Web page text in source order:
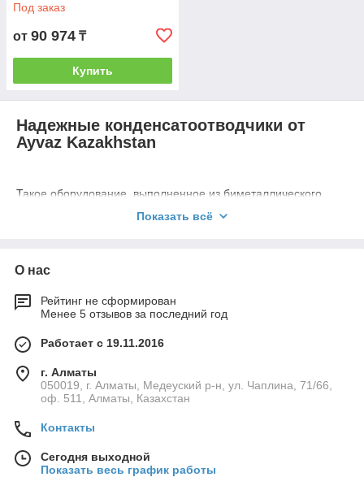
Под заказ
от 90 974 ₸
Купить
Надежные конденсатоотводчики от
Ayvaz Kazakhstan
Такое оборудование, выполненное из биметаллического
конденсата даже при высоких нагрузках и переменных
надежную работу и минимальные потери энергии.
Среди основных плюсов биметаллических
конденсатоотводчиков стоит выделить:
в существующие системы без необходимости в
значительных модификациях;
высокая эффективность удаления конденсата, что
систем.
Независимо от отрасли, они могут справиться с высокими
нагрузками и обеспечить оптимальную производительность
Показать всё
О нас
Рейтинг не сформирован
Менее 5 отзывов за последний год
Работает с 19.11.2016
г. Алматы
050019, г. Алматы, Медеуский р-н, ул. Чаплина, 71/66,
оф. 511, Алматы, Казахстан
Контакты
Сегодня выходной
Показать весь график работы